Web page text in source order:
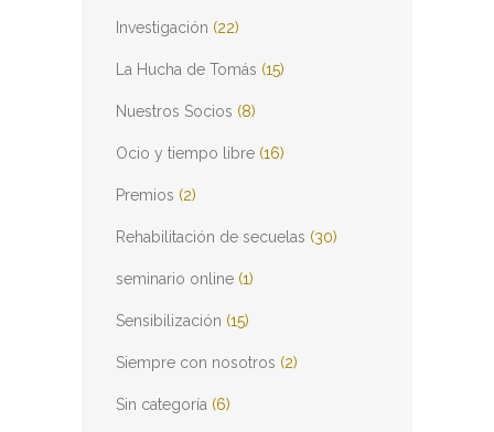
Investigación (22)
La Hucha de Tomás (15)
Nuestros Socios (8)
Ocio y tiempo libre (16)
Premios (2)
Rehabilitación de secuelas (30)
seminario online (1)
Sensibilización (15)
Siempre con nosotros (2)
Sin categoría (6)